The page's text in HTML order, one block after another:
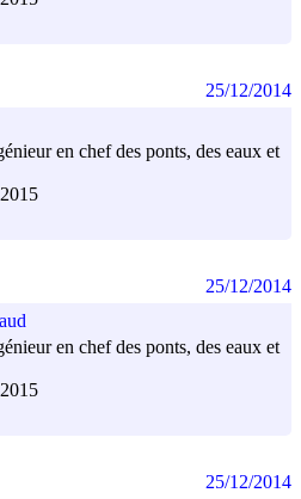
en chef des ponts, des eaux et
25/12/2014
en chef des ponts, des eaux et
25/12/2014
25/12/2014